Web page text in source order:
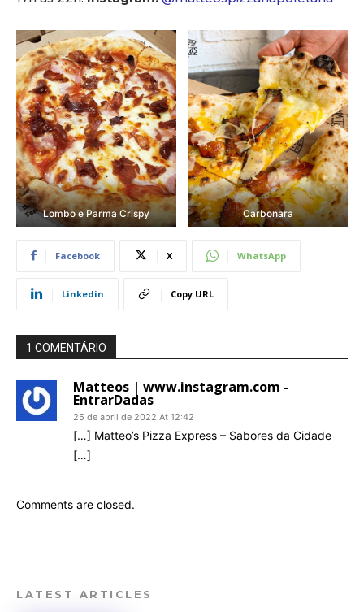
Lombo e Parma Crispy Carbonara
Facebook X WhatsApp
Linkedin Copy URL
1 COMENTÁRIO
Matteos | www.instagram.com -
EntrarDadas
25 de abril de 2022 At 12:42
[…] Matteo’s Pizza Express – Sabores da Cidade
[…]
Comments are closed.
LATEST ARTICLES